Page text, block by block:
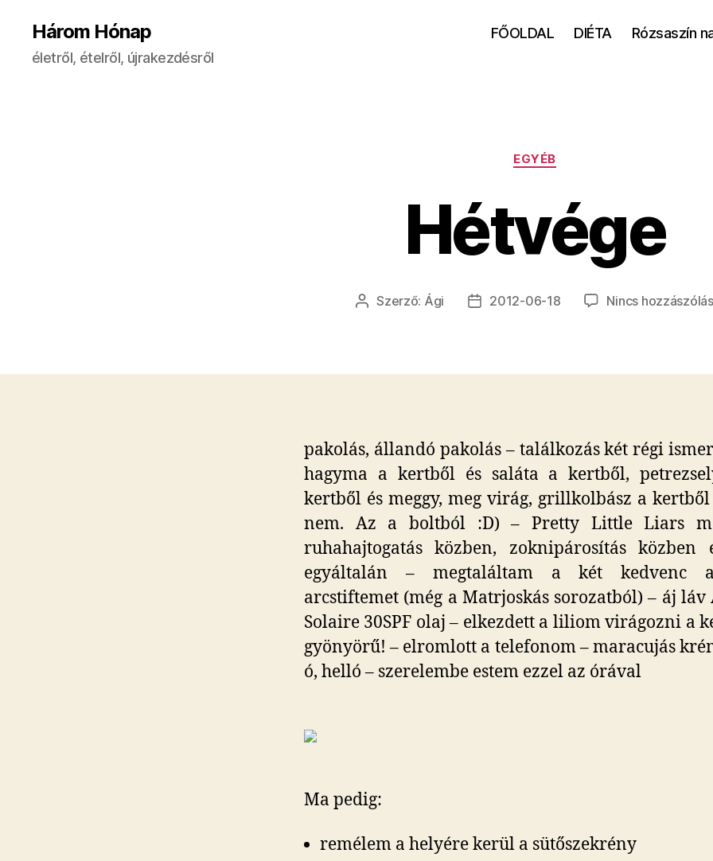
Három Hónap
életről, ételről, újrakezdésről
FŐOLDAL DIÉTA Rózsaszín
Kategóriák
EGYÉB
Hétvége
Bejegyzés
Szerző: Ági
Bejegyzés
2012-06-18 Nincs hozzászólás
pakolás, állandó pakolás – találkozás két régi
hagyma a kertből és saláta a kertből,
kertből és meggy, meg virág, grillkolbász a
nem. Az a boltból :D) – Pretty Little Liars
ruhahajtogatás közben, zoknipárosítás közben
egyáltalán – megtaláltam a két kedvenc
arcstiftemet (még a Matrjoskás sorozatból) – áj láv
Solaire 30SPF olaj – elkezdett a liliom virágozni a
gyönyörű! – elromlott a telefonom – maracujás
ó, helló – szerelembe estem ezzel az órával
Ma pedig:
remélem a helyére kerül a sütőszekrény